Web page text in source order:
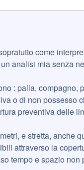
come
analisi mia senza
: palla, compagno,
o di non possesso
preventiva delle
e stretta, anche
attraverso la
tempo e spazio non